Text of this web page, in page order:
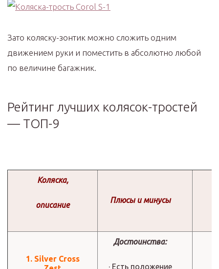
Зато коляску-зонтик можно сложить одним
движением руки и поместить в абсолютно любой
по величине багажник.
Рейтинг лучших колясок-тростей
— ТОП-9
Коляска,
описание
Плюсы и минусы
1. Silver Cross
Достоинства:
· Есть положение